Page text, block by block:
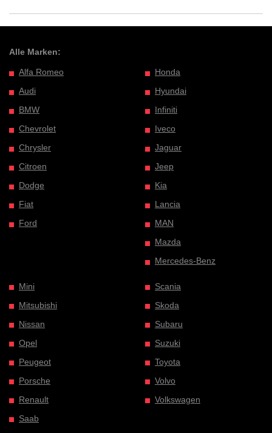
Alle Marken:
Alfa Romeo
Audi
BMW
Chevrolet
Chrysler
Citroen
Dodge
Fiat
Ford
Honda
Hyundai
Infiniti
Iveco
Jaguar
Jeep
Kia
Lancia
MAN
Mazda
Mercedes-Benz
Mini
Mitsubishi
Nissan
Opel
Peugeot
Porsche
Renault
Saab
Scania
Skoda
Subaru
Suzuki
Toyota
Volvo
Volkswagen